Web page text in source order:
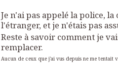
Je n'ai pas appelé la police,
l'étranger, et je n'étais pas
Reste à savoir comment je
remplacer.
Aucun de ceux que j'ai vus depuis ne me tentait